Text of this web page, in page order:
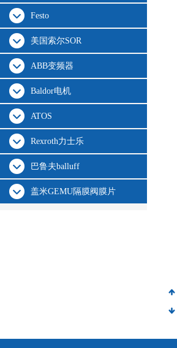
Festo
美国索尔SOR
ABB变频器
Baldor电机
ATOS
Rexroth力士乐
巴鲁夫balluff
盖米GEMU隔膜阀膜片